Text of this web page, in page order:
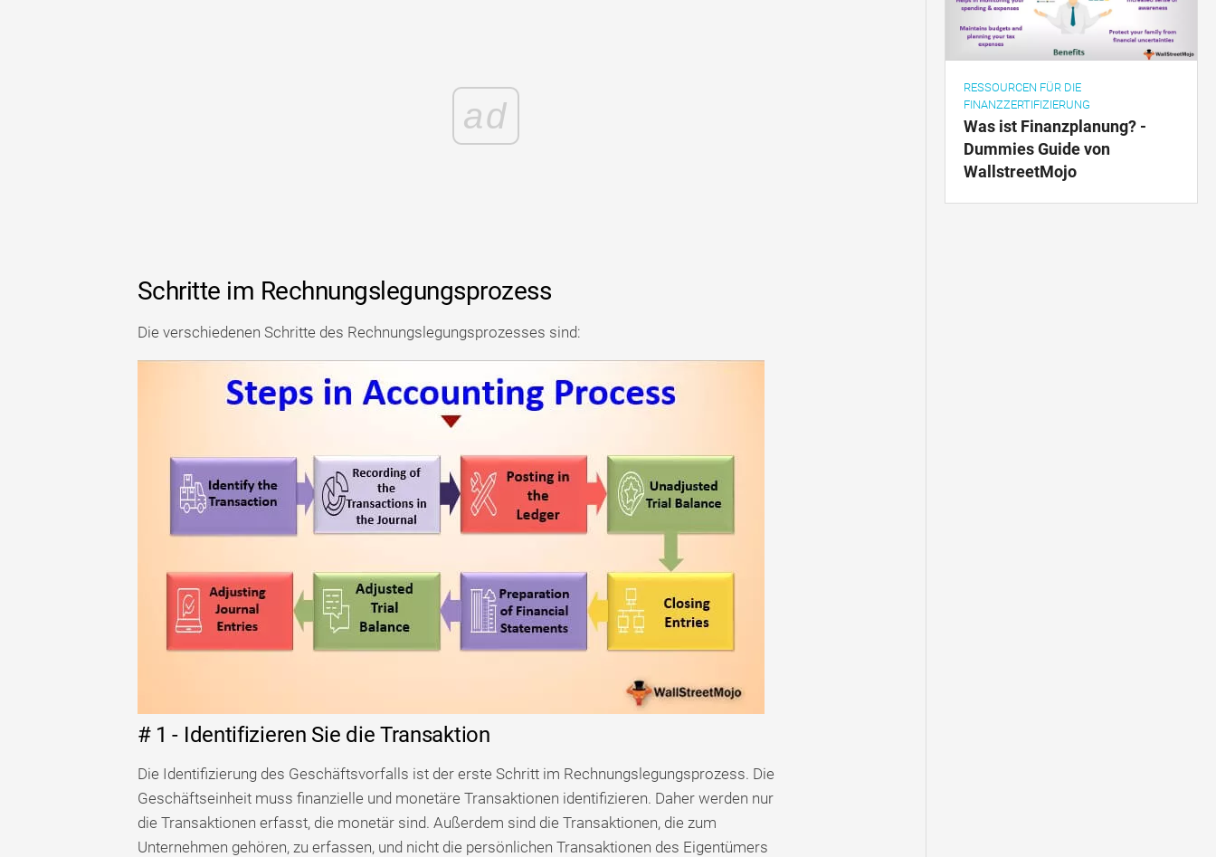
ad
Schritte im Rechnungslegungsprozess
Die verschiedenen Schritte des Rechnungslegungsprozesses sind:
# 1 - Identifizieren Sie die Transaktion
Die Identifizierung des Geschäftsvorfalls ist der erste Schritt im Rechnungslegungsprozess. Die
Geschäftseinheit muss finanzielle und monetäre Transaktionen identifizieren. Daher werden nur
die Transaktionen erfasst, die monetär sind. Außerdem sind die Transaktionen, die zum
Unternehmen gehören, zu erfassen, und nicht die persönlichen Transaktionen des Eigentümers
RESSOURCEN FÜR DIE
FINANZZERTIFIZIERUNG
Was ist Finanzplanung? -
Dummies Guide von
WallstreetMojo